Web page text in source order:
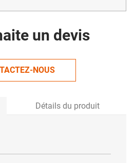
un devis
NOUS
Détails du produit